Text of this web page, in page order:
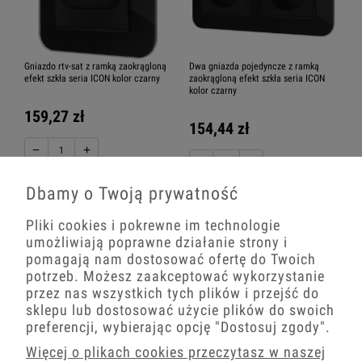
Gniazdo rtv-sat z ramką zaokrągloną
efekt szkła seria ICON kolor czarny
159,27 zł
− +
Dwa gniazda pojedyncze z ramką
zaokrągloną efekt szkła seria ICON
kolor czarny
154,44 zł
− +
Dbamy o Twoją prywatność
Pliki cookies i pokrewne im technologie
umożliwiają poprawne działanie strony i
pomagają nam dostosować ofertę do Twoich
potrzeb. Możesz zaakceptować wykorzystanie
przez nas wszystkich tych plików i przejść do
sklepu lub dostosować użycie plików do swoich
preferencji, wybierając opcję "Dostosuj zgody".
Więcej o plikach cookies przeczytasz w naszej